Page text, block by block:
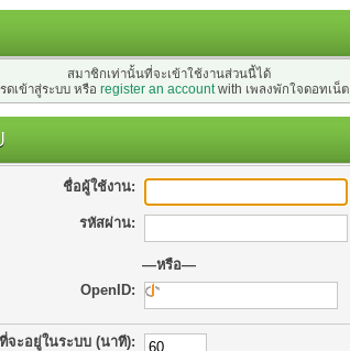
สมาชิกเท่านั้นที่จะเข้าใช้งานส่วนนี้ได้
ดเข้าสู่ระบบ หรือ register an accountwith เพลงพักใจดอทเน็ต.
ชื่อผู้ใช้งาน:
รหัสผ่าน:
—หรือ—
OpenID:
จะอยู่ในระบบ (นาที):